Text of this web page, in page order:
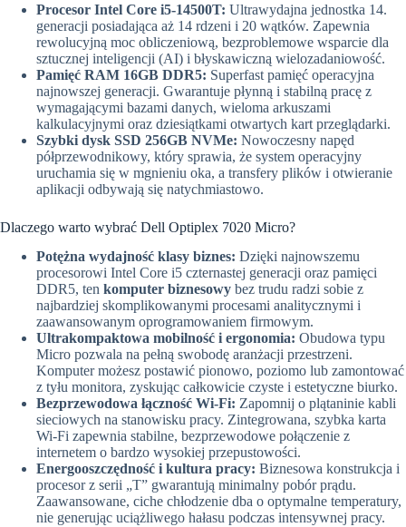
Procesor Intel Core i5-14500T: Ultrawydajna jednostka 14.
generacji posiadająca aż 14 rdzeni i 20 wątków. Zapewnia
rewolucyjną moc obliczeniową, bezproblemowe wsparcie dla
sztucznej inteligencji (AI) i błyskawiczną wielozadaniowość.
Pamięć RAM 16GB DDR5: Superfast pamięć operacyjna
najnowszej generacji. Gwarantuje płynną i stabilną pracę z
wymagającymi bazami danych, wieloma arkuszami
kalkulacyjnymi oraz dziesiątkami otwartych kart przeglądarki.
Szybki dysk SSD 256GB NVMe: Nowoczesny napęd
półprzewodnikowy, który sprawia, że system operacyjny
uruchamia się w mgnieniu oka, a transfery plików i otwieranie
aplikacji odbywają się natychmiastowo.
Dlaczego warto wybrać Dell Optiplex 7020 Micro?
Potężna wydajność klasy biznes: Dzięki najnowszemu
procesorowi Intel Core i5 czternastej generacji oraz pamięci
DDR5, ten komputer biznesowy bez trudu radzi sobie z
najbardziej skomplikowanymi procesami analitycznymi i
zaawansowanym oprogramowaniem firmowym.
Ultrakompaktowa mobilność i ergonomia: Obudowa typu
Micro pozwala na pełną swobodę aranżacji przestrzeni.
Komputer możesz postawić pionowo, poziomo lub zamontować
z tyłu monitora, zyskując całkowicie czyste i estetyczne biurko.
Bezprzewodowa łączność Wi-Fi: Zapomnij o plątaninie kabli
sieciowych na stanowisku pracy. Zintegrowana, szybka karta
Wi-Fi zapewnia stabilne, bezprzewodowe połączenie z
internetem o bardzo wysokiej przepustowości.
Energooszczędność i kultura pracy: Biznesowa konstrukcja i
procesor z serii „T” gwarantują minimalny pobór prądu.
Zaawansowane, ciche chłodzenie dba o optymalne temperatury,
nie generując uciążliwego hałasu podczas intensywnej pracy.